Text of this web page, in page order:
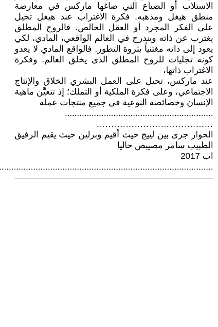
الاستلاب أو الضياع التي صاغها ماركس في معارضة
منطق هيغل ومذهبه. فكرة الاغتراب عند هيغل تحيل
على الفكر المجرد أو العقل الخالص. فالروح المطلق
يغترب عن ذاته ويندرج في العالم الواقعي، المادي، لكي
يعود إلى ذاته مغتنياً بثروة التطور. فالواقع المادي لا يعدو
كونه تجليات للروح المطلق الذي يخلق العالم. وفكرة
الاغتراب ذاتها،
عند ماركس، تحيل على العمل البشري الخلاق والإنتاج
الاجتماعي، وعلى فكرة الملكية أو التملك؛ إذ تتعيَّن ماهية
الإنسان وخصائصه النوعية في جميع منتجات عمله
.............................................................
………………………………….
الحوار جرى بين لييج حيث أقيم وبرلين حيث يقيم الرفيق
الطبيب سامر مصيبص حاليا
اب 2017